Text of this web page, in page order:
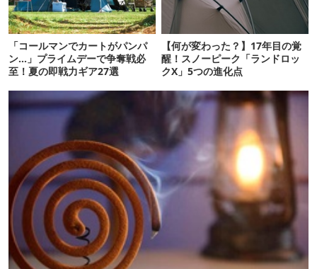
「コールマンでカートがパンパ
ン…」プライムデーで争奪戦必
至！夏の即戦力ギア27選
【何が変わった？】17年目の覚
醒！スノーピーク「ランドロッ
クX」5つの進化点